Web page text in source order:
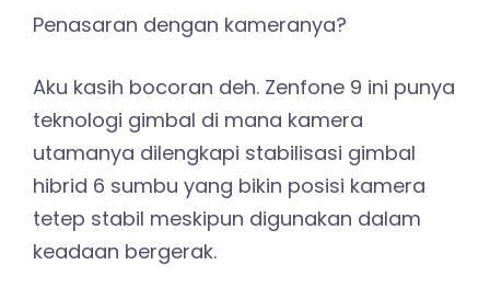
Penasaran dengan kameranya?
Aku kasih bocoran deh. Zenfone 9 ini punya
teknologi gimbal di mana kamera
utamanya dilengkapi stabilisasi gimbal
hibrid 6 sumbu yang bikin posisi kamera
tetep stabil meskipun digunakan dalam
keadaan bergerak.